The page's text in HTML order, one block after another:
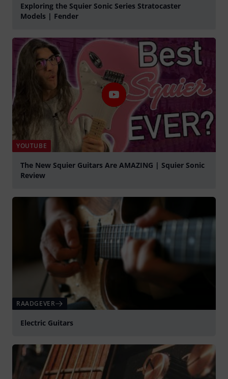
Exploring the Squier Sonic Series Stratocaster
Models | Fender
YOUTUBE
The New Squier Guitars Are AMAZING | Squier Sonic
Review
RAADGEVER
Electric Guitars